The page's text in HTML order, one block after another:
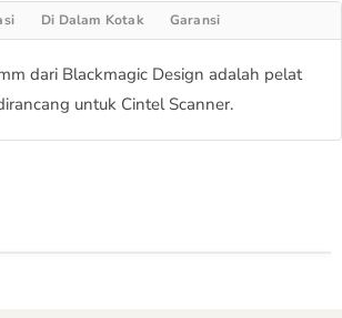
Di Dalam Kotak Garansi
dari Blackmagic Design adalah pelat
untuk Cintel Scanner.